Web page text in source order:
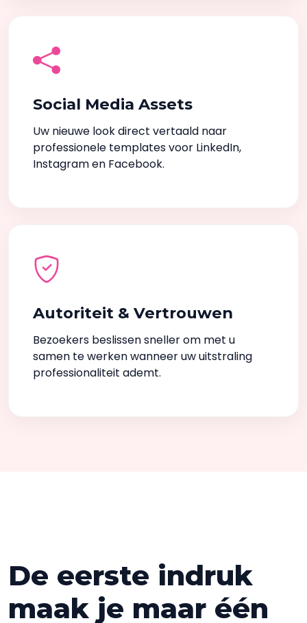
Social Media Assets
Uw nieuwe look direct vertaald naar
professionele templates voor LinkedIn,
Instagram en Facebook.
Autoriteit & Vertrouwen
Bezoekers beslissen sneller om met u
samen te werken wanneer uw uitstraling
professionaliteit ademt.
De eerste indruk
maak je maar één